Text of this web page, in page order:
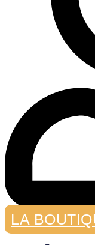
LA